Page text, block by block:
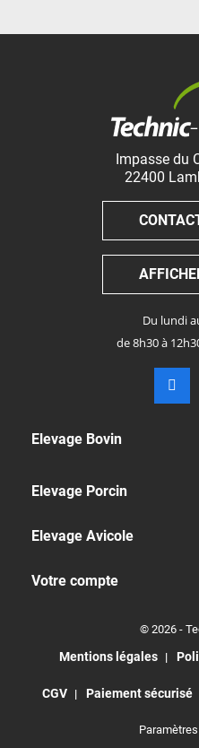
Impasse du
22400
Du lundi
de 8h30 à
Elevage Bovin
Elevage Porcin
Elevage Avicole
Votre compte
© 2026 -
Mentions légales
CGV Paiement sécurisé